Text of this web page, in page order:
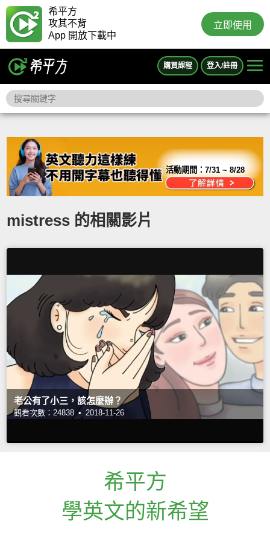
希平方
攻其不背
App 開放下載中
立即使用
購買課程 登入/註冊
活動期間：7/31 ~ 8/28
mistress 的相關影片
老公有了小三，該怎麼辦？
觀看次數：24838 • 2018-11-26
希平方
學英文的新希望